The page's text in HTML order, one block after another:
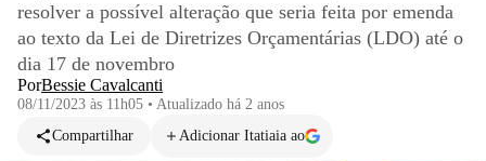
resolver a possível alteração que seria feita por emenda
ao texto da Lei de Diretrizes Orçamentárias (LDO) até o
dia 17 de novembro
PorBessie Cavalcanti
08/11/2023 às 11h05 • Atualizado há 2 anos
Compartilhar
Adicionar Itatiaia ao